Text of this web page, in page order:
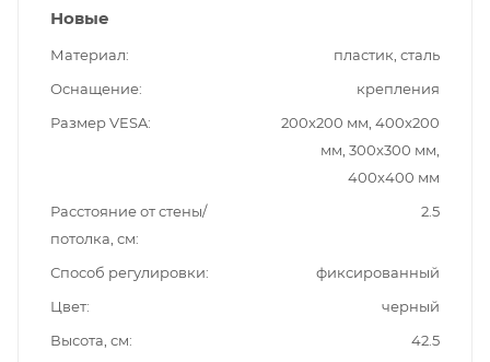
Новые
Материал
пластик, сталь
Оснащение
крепления
Размер VESA
200x200 мм, 400x200
мм, 300x300 мм,
400x400 мм
Расстояние от стены/
потолка, см
2.5
Способ регулировки
фиксированный
Цвет
черный
Высота, см
42.5